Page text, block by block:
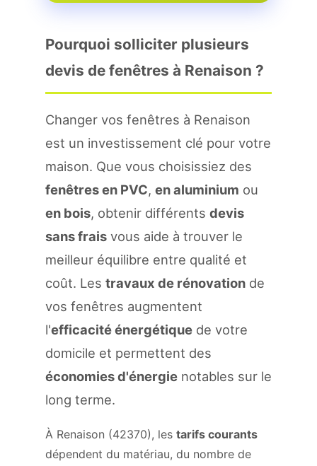
Pourquoi solliciter plusieurs
devis de fenêtres à Renaison ?
Changer vos fenêtres à Renaison
est un investissement clé pour votre
maison. Que vous choisissiez des
fenêtres en PVC, en aluminium ou
en bois, obtenir différents devis
sans frais vous aide à trouver le
meilleur équilibre entre qualité et
coût. Les travaux de rénovation de
vos fenêtres augmentent
l'efficacité énergétique de votre
domicile et permettent des
économies d'énergie notables sur le
long terme.
À Renaison (42370), les tarifs courants
dépendent du matériau, du nombre de